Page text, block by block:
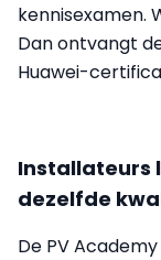
kennisexamen.
Dan ontvangt
Huawei-
Installateurs
dezelfde
De PV